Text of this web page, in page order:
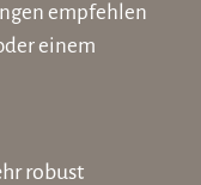
empfehlen
einem
robust